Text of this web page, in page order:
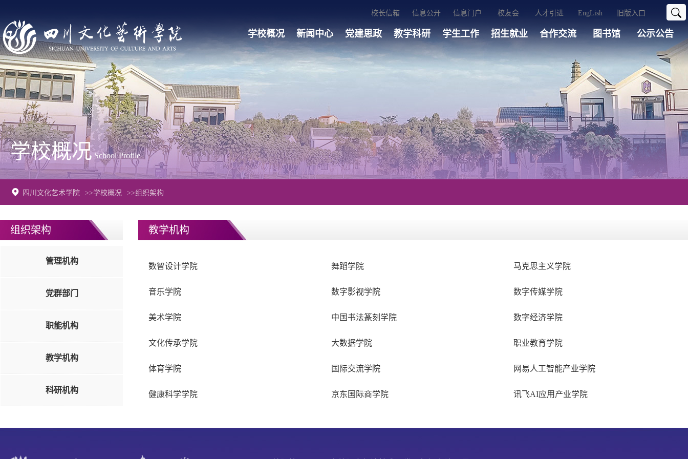
四川文化艺术学院 >>学校概况 >>组织架构
学校概况 School Profile
组织架构
管理机构
党群部门
职能机构
教学机构
科研机构
教学机构
数智设计学院 舞蹈学院 马克思主义学院
音乐学院 数字影视学院 数字传媒学院
美术学院 中国书法篆刻学院 数字经济学院
文化传承学院 大数据学院 职业教育学院
体育学院 国际交流学院 网易人工智能产业学院
健康科学学院 京东国际商学院 讯飞AI应用产业学院
学校概况 新闻中心 党建思政 教学科研 学生工作 招生就业 合作交流 图书馆 公示公告
校长信箱 信息公开 信息门户 校友会 人才引进 EngLish 旧版入口